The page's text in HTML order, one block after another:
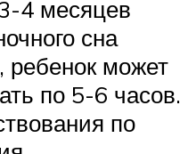
4 месяцев
сна
ребенок может
по 5-6 часов.
по